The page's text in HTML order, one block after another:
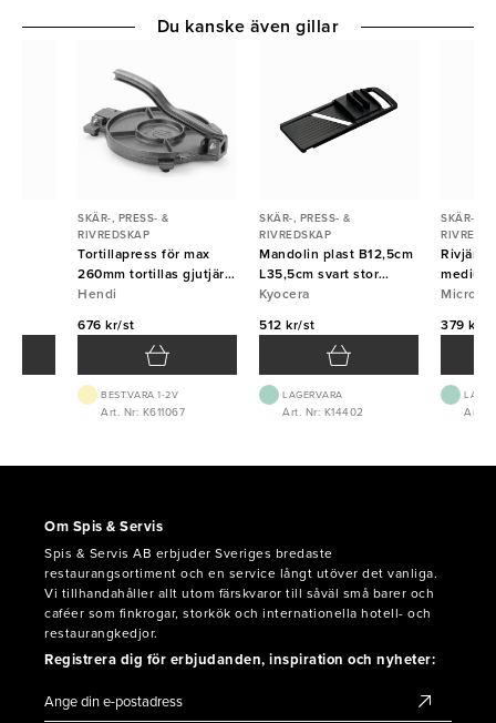
SKÄR-, PRESS- &
RIVREDSKAP
Tortillapress för max
260mm tortillas gjutjärn
Hendi
Hendi
676 kr/st
BEST.VARA 1-2V
Art. Nr: K611067
SKÄR-, PRESS- &
RIVREDSKAP
Mandolin plast B12,5cm
L35,5cm svart stor
Kyocera
Kyocera
512 kr/st
LAGERVARA
Art. Nr: K14402
SKÄR-,
Rivjärn
medium
379 kr/
Art.
Du kanske även gillar
Om Spis & Servis
Spis & Servis AB erbjuder Sveriges bredaste
restaurangsortiment och en service långt utöver det vanliga.
Vi tillhandahåller allt utom färskvaror till såväl små barer och
caféer som finkrogar, storkök och internationella hotell- och
restaurangkedjor.
Registrera dig för erbjudanden, inspiration och nyheter: